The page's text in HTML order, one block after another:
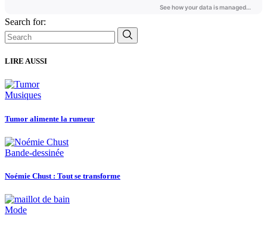
Search for:
LIRE AUSSI
Musiques
Tumor alimente la rumeur
Bande-dessinée
Noémie Chust : Tout se transforme
Mode